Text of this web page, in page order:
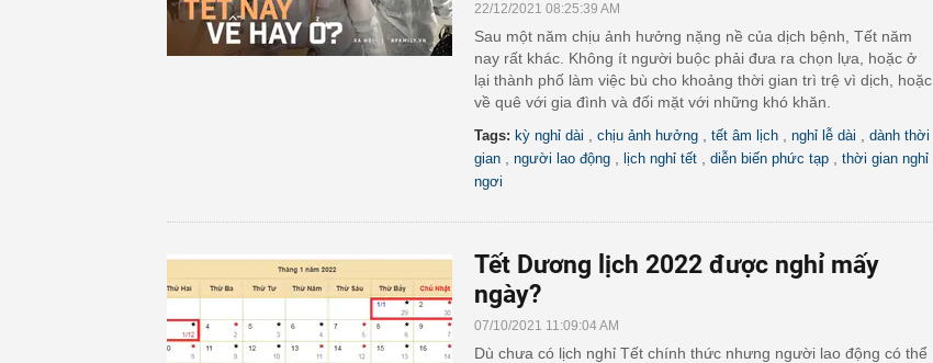
22/12/2021 08:25:39 AM
Sau một năm chịu ảnh hưởng nặng nề của dịch bệnh, Tết năm
nay rất khác. Không ít người buộc phải đưa ra chọn lựa, hoặc ở
lại thành phố làm việc bù cho khoảng thời gian trì trệ vì dịch, hoặc
về quê với gia đình và đối mặt với những khó khăn.
Tags: kỳ nghỉ dài chịu ảnh hưởng tết âm lịch nghỉ lễ dài
dành thời
gian
người lao động lịch nghỉ tết diễn biến phức tạp
thời gian nghỉ
ngơi
Tết Dương lịch 2022 được nghỉ mấy
ngày?
07/10/2021 11:09:04 AM
Dù chưa có lịch nghỉ Tết chính thức nhưng người lao động có thể